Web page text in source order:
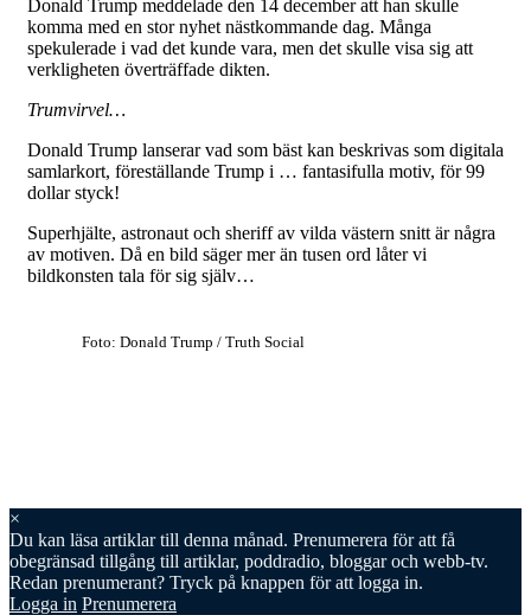
Donald Trump meddelade den 14 december att han skulle
komma med en stor nyhet nästkommande dag. Många
spekulerade i vad det kunde vara, men det skulle visa sig att
verkligheten överträffade dikten.
Trumvirvel…
Donald Trump lanserar vad som bäst kan beskrivas som digitala
samlarkort, föreställande Trump i … fantasifulla motiv, för 99
dollar styck!
Superhjälte, astronaut och sheriff av vilda västern snitt är några
av motiven. Då en bild säger mer än tusen ord låter vi
bildkonsten tala för sig själv…
Foto: Donald Trump / Truth Social
×
Du kan läsa artiklar till denna månad. Prenumerera för att få
obegränsad tillgång till artiklar, poddradio, bloggar och webb-tv.
Redan prenumerant? Tryck på knappen för att logga in.
Logga in Prenumerera